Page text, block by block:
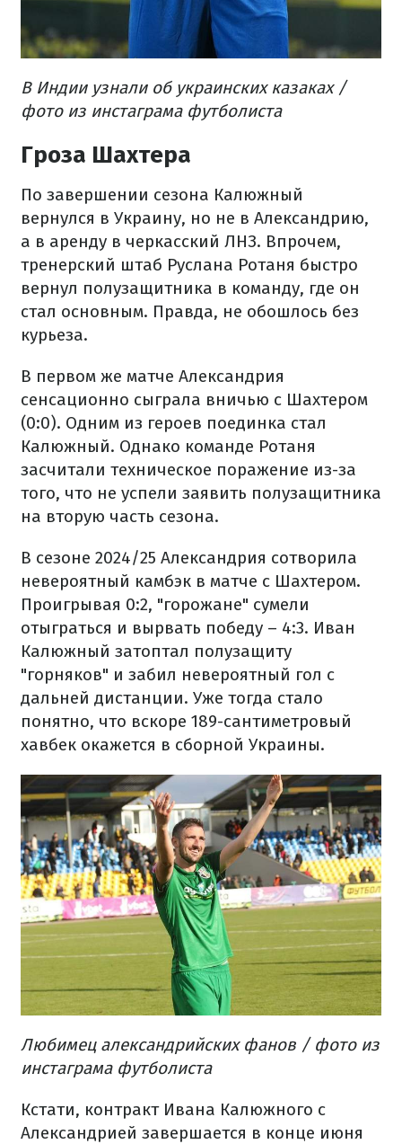
В Индии узнали об украинских казаках /
фото из инстаграма футболиста
Гроза Шахтера
По завершении сезона Калюжный
вернулся в Украину, но не в Александрию,
а в аренду в черкасский ЛНЗ. Впрочем,
тренерский штаб Руслана Ротаня быстро
вернул полузащитника в команду, где он
стал основным. Правда, не обошлось без
курьеза.
В первом же матче Александрия
сенсационно сыграла вничью с Шахтером
(0:0). Одним из героев поединка стал
Калюжный. Однако команде Ротаня
засчитали техническое поражение из-за
того, что не успели заявить полузащитника
на вторую часть сезона.
В сезоне 2024/25 Александрия сотворила
невероятный камбэк в матче с Шахтером.
Проигрывая 0:2, "горожане" сумели
отыграться и вырвать победу – 4:3. Иван
Калюжный затоптал полузащиту
"горняков" и забил невероятный гол с
дальней дистанции. Уже тогда стало
понятно, что вскоре 189-сантиметровый
хавбек окажется в сборной Украины.
Любимец александрийских фанов / фото из
инстаграма футболиста
Кстати, контракт Ивана Калюжного с
Александрией завершается в конце июня